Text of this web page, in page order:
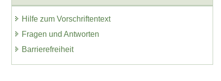
Hilfe zum Vorschriftentext
Fragen und Antworten
Barrierefreiheit